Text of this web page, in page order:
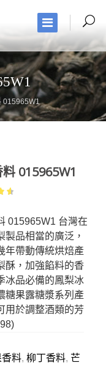
015965W1
015965W1
015965W1 台灣在
製品相當的廣泛，
年帶動傳統烘焙產
酥，加強餡料的香
冰品必備的鳳梨冰
糖果露糖漿系列產
用於調整酒類的芳
)
料, 柳丁香料, 芒